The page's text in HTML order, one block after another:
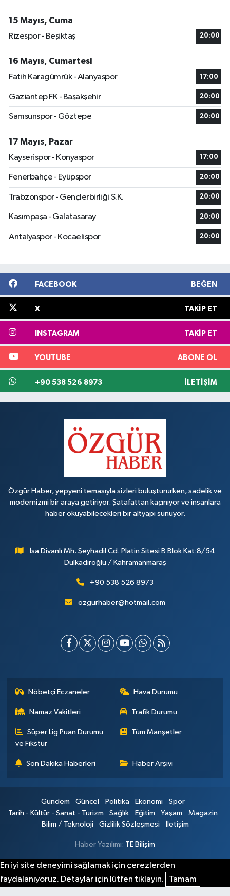
15 Mayıs, Cuma
Rizespor - Beşiktaş
20:00
16 Mayıs, Cumartesi
Fatih Karagümrük - Alanyaspor
17:00
Gaziantep FK - Başakşehir 20:00
Samsunspor - Göztepe 20:00
17 Mayıs, Pazar
Kayserispor - Konyaspor
17:00
Fenerbahçe - Eyüpspor 20:00
Trabzonspor - Gençlerbirliği S.K. 20:00
Kasımpaşa - Galatasaray 20:00
Antalyaspor - Kocaelispor 20:00
FACEBOOK BEĞEN
X TAKIP ET
INSTAGRAM TAKIP ET
YOUTUBE ABONE OL
+90 538 526 8973 İLETIŞIM
Özgür Haber, yepyeni temasıyla sizleri buluştururken, sadelik ve
modernizmi bir araya getiriyor. Şatafattan kaçınıyor ve insanlara
haber okuyabilecekleri bir altyapı sunuyor.
İsa Divanlı Mh. Şeyhadil Cd. Platin Sitesi B Blok Kat:8/54
Dulkadiroğlu / Kahramanmaraş
+90 538 526 8973
ozgurhaber@hotmail.com
Nöbetçi Eczaneler Hava Durumu
Namaz Vakitleri Trafik Durumu
Süper Lig Puan Durumu
ve Fikstür
Tüm Manşetler
Son Dakika Haberleri Haber Arşivi
Gündem Güncel Politika Ekonomi
Spor
Tarih - Kültür - Sanat - Turizm
Sağlık Eğitim Yaşam
Magazin
Bilim / Teknoloji
Gizlilik Sözleşmesi İletişim
Haber Yazılımı: TE Bilişim
En iyi site deneyimi sağlamak için çerezlerden
faydalanıyoruz. Detaylar için lütfen tıklayın.
Tamam